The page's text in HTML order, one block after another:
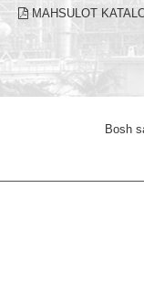
MAHSULOT
Bosh